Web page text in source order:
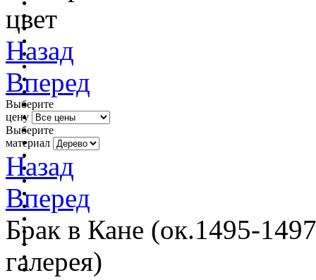
цвет
Назад
Вперед
Выберите
цену
Выберите
материал
Назад
Вперед
Брак в Кане (ок.1495-
галерея)